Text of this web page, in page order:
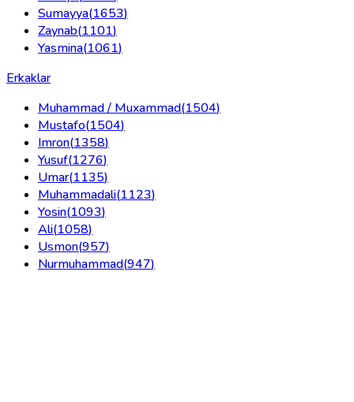
Sumayya(1653)
Zaynab(1101)
Yasmina(1061)
Erkaklar
Muhammad / Muxammad(1504)
Mustafo(1504)
Imron(1358)
Yusuf(1276)
Umar(1135)
Muhammadali(1123)
Yosin(1093)
Ali(1058)
Usmon(957)
Nurmuhammad(947)